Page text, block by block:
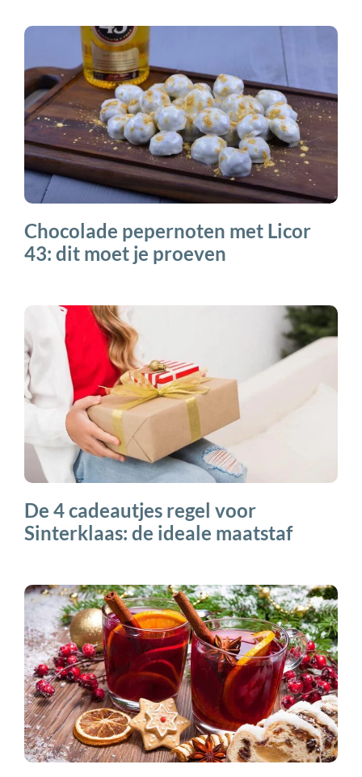
Chocolade pepernoten met Licor
43: dit moet je proeven
De 4 cadeautjes regel voor
Sinterklaas: de ideale maatstaf